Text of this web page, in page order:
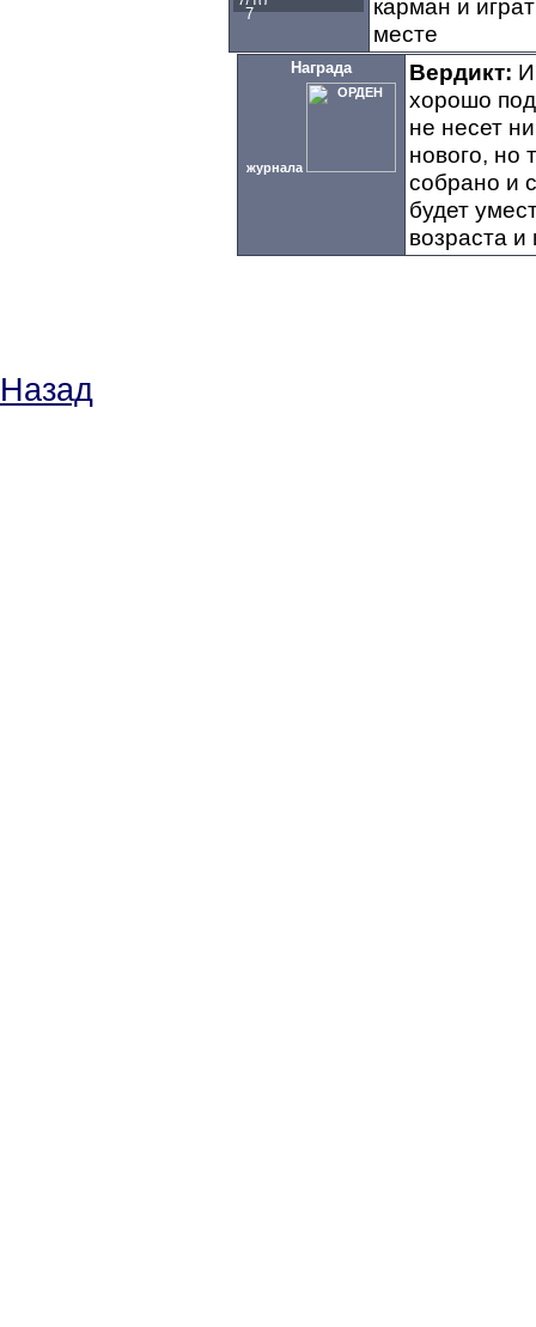
7
карман и
месте
Награда
журнала
Вердикт:
хорошо
не несет
нового, но
собрано и
будет
возраста и
Назад